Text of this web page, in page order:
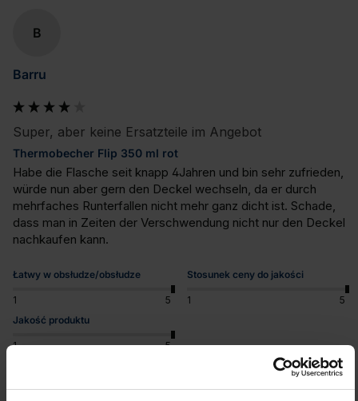
B
Barru
Super, aber keine Ersatzteile im Angebot
Thermobecher Flip 350 ml rot
Habe die Flasche seit knapp 4Jahren und bin sehr zufrieden,
würde nun aber gern den Deckel wechseln, da er durch
mehrfaches Runterfallen nicht mehr ganz dicht ist. Schade,
dass man in Zeiten der Verschwendung nicht nur den Deckel
nachkaufen kann.
Łatwy w obsłudze/obsłudze
1 5
Stosunek ceny do jakości
1
5
Jakość produktu
1 5